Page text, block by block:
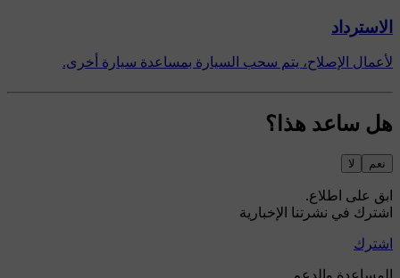
الاسترداد
لأعمال الإصلاح، يتم سحب السيارة بمساعدة سيارة أخرى.
هل ساعد هذا؟
نعم لا